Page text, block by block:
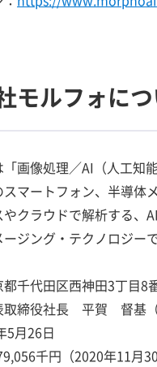
モルフォに
画像処理／AI（人工知
マートフォン、半導体
やクラウドで解析する
ジング・テクノロジー
都千代田区西神田3丁目
取締役社長 平賀 督基（
5月26日
千円（2020年11月30